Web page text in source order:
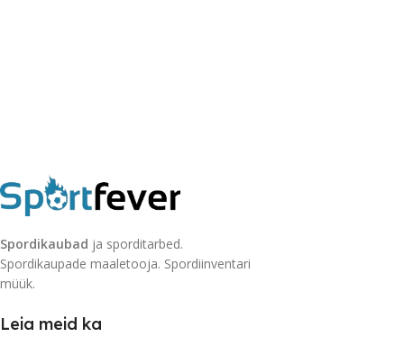
Spordikaubad ja sporditarbed.
Spordikaupade maaletooja. Spordiinventari
müük.
Leia meid ka